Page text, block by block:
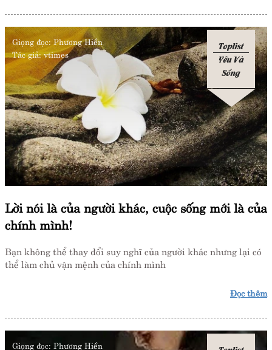
Giọng đọc: Phương Hiền
Tác giả: vtimes
Toplist
Yêu Và
Sống
Lời nói là của người khác, cuộc sống mới là của
chính mình!
Bạn không thể thay đổi suy nghĩ của người khác nhưng lại có
thể làm chủ vận mệnh của chính mình
Đọc thêm
Giọng đọc: Phương Hiền